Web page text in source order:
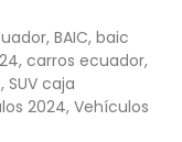
,BAIC,baic
,carros ecuador,
,SUV caja
2024,Vehículos